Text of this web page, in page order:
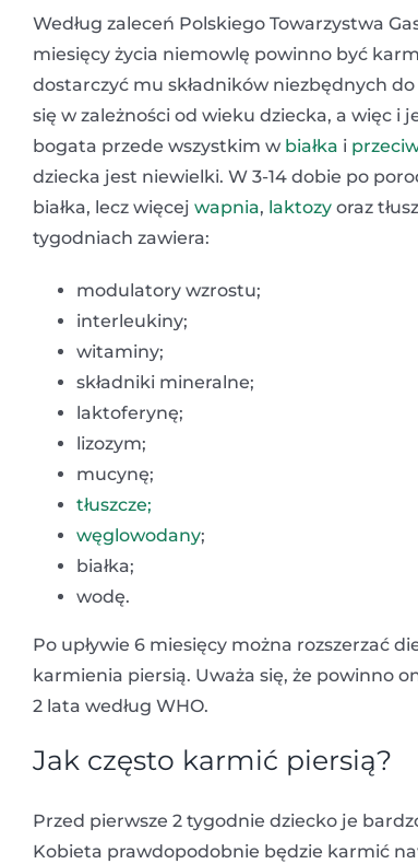
Według zaleceń Polskiego Towarzystwa
miesięcy życia niemowlę powinno być
dostarczyć mu składników niezbędnych
się w zależności od wieku dziecka, a więc
bogata przede wszystkim w białka i
dziecka jest niewielki. W 3-14 dobie po
białka, lecz więcej wapnia, laktozy oraz
tygodniach zawiera:
modulatory wzrostu;
interleukiny;
witaminy;
składniki mineralne;
laktoferynę;
lizozym;
mucynę;
tłuszcze;
węglowodany;
białka;
wodę.
Po upływie 6 miesięcy można rozszerzać
karmienia piersią. Uważa się, że powinno
2 lata według WHO.
Jak często karmić piersią?
Przed pierwsze 2 tygodnie dziecko je
Kobieta prawdopodobnie będzie karmić